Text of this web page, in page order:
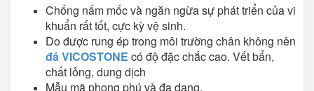
Chống nấm mốc và ngăn ngừa sự phát triển của vi
khuẩn rất tốt, cực kỳ vệ sinh.
Do được rung ép trong môi trường chân không nên
đá VICOSTONE có độ đặc chắc cao. Vết bẩn,
chất lỏng, dung dịch
Mẫu mã phong phú và đa dạng.